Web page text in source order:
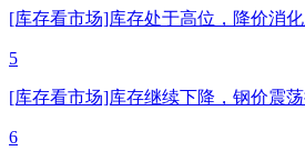
[库存看市场]库存处于高位，降价消
5
[库存看市场]库存继续下降，钢价震
6